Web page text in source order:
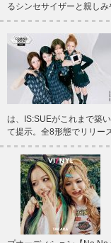
るシンセサイザーと親し
は、IS:SUEがこれまで築
て提示。全8形態でリリー